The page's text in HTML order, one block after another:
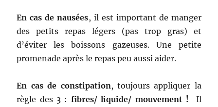
En cas de nausées, il est important de manger
des petits repas légers (pas trop gras) et
d’éviter les boissons gazeuses. Une petite
promenade après le repas peu aussi aider.
En cas de constipation, toujours appliquer la
règle des 3 : fibres/ liquide/ mouvement !
Il